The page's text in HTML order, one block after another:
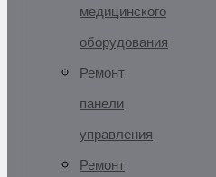
медицинского
оборудования
Ремонт
панели
управления
Ремонт